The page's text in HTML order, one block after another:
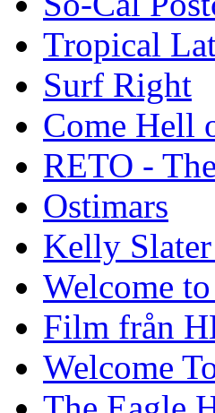
Tropical
Surf Right
Come Hell
RETO -
Ostimars
Kelly
Welcome
Film från
Welcome